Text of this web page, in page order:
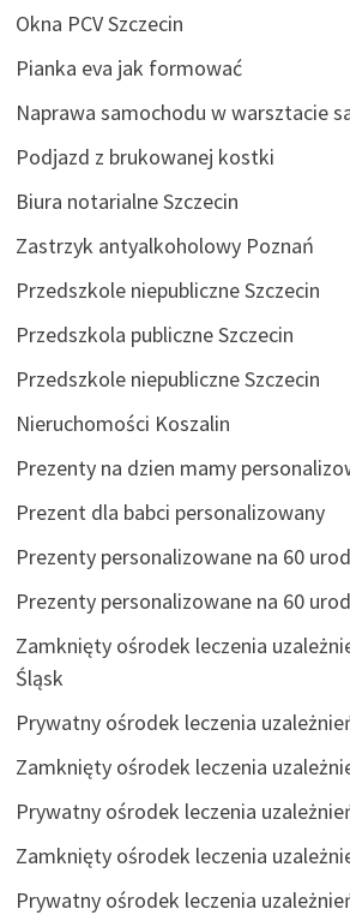
Okna PCV Szczecin
Pianka eva jak formować
Naprawa samochodu w warsztacie
Podjazd z brukowanej kostki
Biura notarialne Szczecin
Zastrzyk antyalkoholowy Poznań
Przedszkole niepubliczne Szczecin
Przedszkola publiczne Szczecin
Przedszkole niepubliczne Szczecin
Nieruchomości Koszalin
Prezenty na dzien mamy
Prezent dla babci personalizowany
Prezenty personalizowane na 60
Prezenty personalizowane na 60
Zamknięty ośrodek leczenia
Śląsk
Prywatny ośrodek leczenia
Zamknięty ośrodek leczenia
Prywatny ośrodek leczenia
Zamknięty ośrodek leczenia
Prywatny ośrodek leczenia